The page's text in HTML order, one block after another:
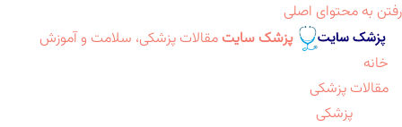
رفتن به محتوای اصلی
پزشک سایت مقالات پزشکی، سلامت و آموزش
خانه
مقالات پزشکی
پزشکی